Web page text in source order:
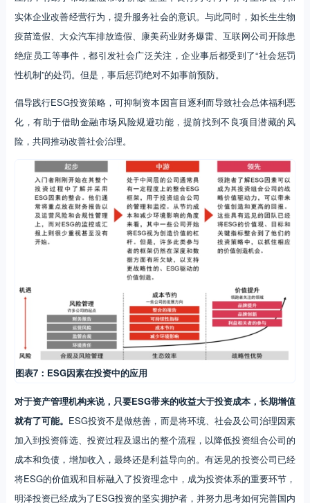
实体企业改善经营行为，提升服务社会的意识。与此同时，如长生生物
疫苗造假、大众汽车排放造假、康美药业财务爆雷、互联网公司开除患
绝症员工等事件，都引发社会广泛关注，企业事后都受到了“社会惩罚
性机制”的处罚。但是，事后惩罚绝对不如事前预防。
倡导践行ESG投资策略，可抑制资本因盲目逐利而导致社会总体福利恶
化，有助于借助金融市场风险规避功能，提前找到不良项目潜藏的风
险，共同推动改善社会治理。
图表7：ESG因素在投资中的应用
对于资产管理机构来说，只要ESG带来的收益大于投资成本，长期增值
就有了可能。 ESG投资不是做慈善，而是将环境、社会及公司治理因素
加入到投资筛选、投资过程及退出的整个流程，以降低投资组合公司的
成本和负债，增加收入，最终还是利益导向的。有远见的投资公司已经
将ESG的价值观和目标融入了投资理念中，成为投资体系的重要环节，
明泽投资已经成为了ESG投资的坚实拥护者，并努力思考如何完善国内